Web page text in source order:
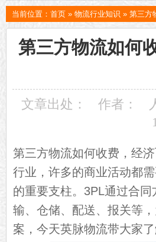
当前位置： 首页 » 物流行业知识 » 第三方
第三方物流如何
文章出处： 作者：
第三方物流如何收费，经
行业，许多的商业活动都
的重要支柱。3PL通过合
输、仓储、配送、报关等
案，今天英脉物流带大家